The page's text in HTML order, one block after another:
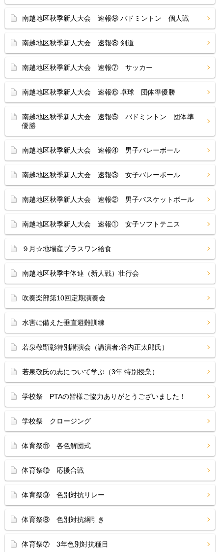
南越地区秋季新人大会 速報⑨ バドミントン 個人戦
南越地区秋季新人大会 速報⑧ 剣道
南越地区秋季新人大会 速報⑦ サッカー
南越地区秋季新人大会 速報⑥ 卓球 団体準優勝
南越地区秋季新人大会 速報⑤ バドミントン 団体準
優勝
南越地区秋季新人大会 速報④ 男子バレーボール
南越地区秋季新人大会 速報③ 女子バレーボール
南越地区秋季新人大会 速報② 男子バスケットボール
南越地区秋季新人大会 速報① 女子ソフトテニス
９月☆地場産プラスワン給食
南越地区秋季中体連（新人戦）壮行会
吹奏楽部第10回定期演奏会
水害に備えた垂直避難訓練
若泉敬顕彰特別講演会（講演者:谷内正太郎氏）
若泉敬氏の志について学ぶ（3年 特別授業）
学校祭 PTAの皆様ご協力ありがとうございました！
学校祭 クロージング
体育祭⑪ 各色解団式
体育祭⑩ 応援合戦
体育祭⑨ 色別対抗リレー
体育祭⑧ 色別対抗綱引き
体育祭⑦ 3年色別対抗種目